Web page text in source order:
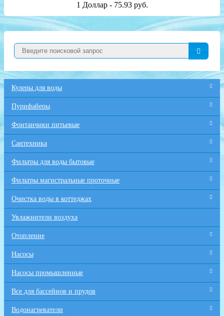
1 Доллар - 75.93 руб.
Кулеры для воды
Пурифайеры
Фонтанчики питьевые
Сантехника
Фильтры для воды бытовые
Фильтры магистральные проточные
Очистка воды в коттеджах
Увлажнители воздуха
Отопление
Насосы
Насосы промышленные
Все для бaссейнов и прудов
Водонагреватели